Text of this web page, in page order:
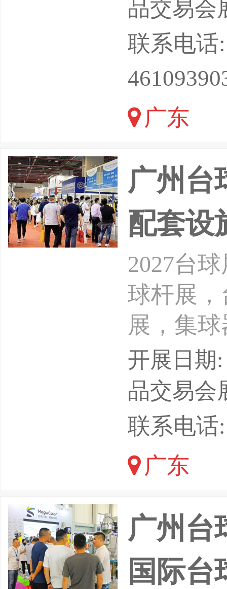
品交易会
联系电话
广东
广州台
配套设
2027台
球杆展
展，集
球篓展
机展，
展，俱
展2027
会时间
口商
开展日期
品交易会
联系电话:
广东
广州台
国际台